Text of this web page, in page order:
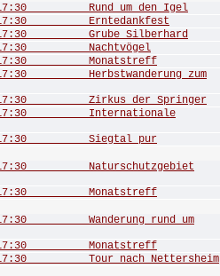
17:30 Rund um den Igel
17:30 Erntedankfest
17:30 Grube Silberhard
17:30 Nachtvögel
17:30 Monatstreff
17:30 Herbstwanderung zum
17:30 Zirkus der Springer
17:30 Internationale
17:30 Siegtal pur
17:30 Naturschutzgebiet
17:30 Monatstreff
17:30 Wanderung rund um
17:30 Monatstreff
17:30 Tour nach Nettersheim